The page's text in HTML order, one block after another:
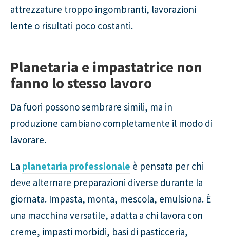
attrezzature troppo ingombranti, lavorazioni
lente o risultati poco costanti.
Planetaria e impastatrice non
fanno lo stesso lavoro
Da fuori possono sembrare simili, ma in
produzione cambiano completamente il modo di
lavorare.
La planetaria professionale è pensata per chi
deve alternare preparazioni diverse durante la
giornata. Impasta, monta, mescola, emulsiona. È
una macchina versatile, adatta a chi lavora con
creme, impasti morbidi, basi di pasticceria,